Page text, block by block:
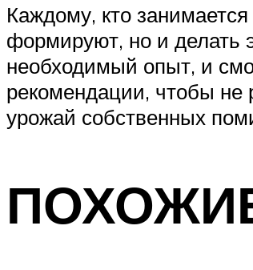
Каждому, кто занимается
формируют, но и делать
необходимый опыт, и
рекомендации, чтобы не
урожай собственных